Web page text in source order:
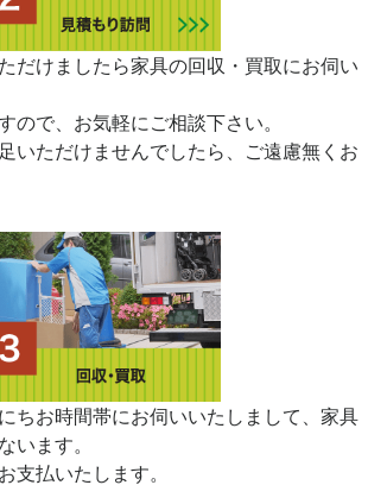
だけましたら家具の回収・買取にお伺い
ので、お気軽にご相談下さい。
いただけませんでしたら、ご遠慮無くお
ちお時間帯にお伺いいたしまして、家具
います。
支払いたします。